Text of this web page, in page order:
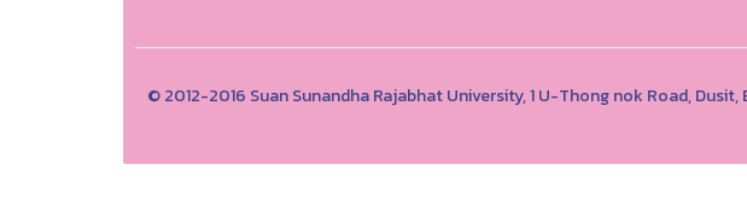
© 2012-2016 Suan Sunandha Rajabhat University, 1 U-Thong nok Road,